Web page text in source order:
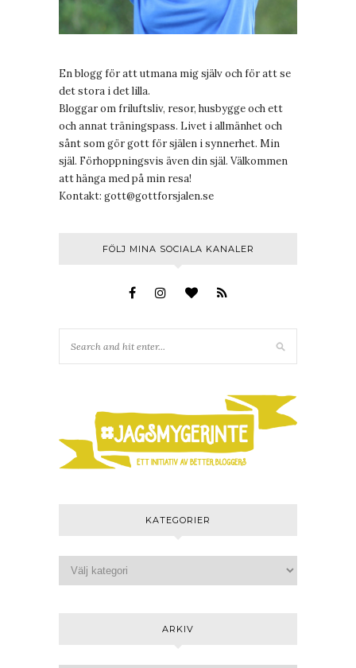
En blogg för att utmana mig själv och för att se
det stora i det lilla.
Bloggar om friluftsliv, resor, husbygge och ett
och annat träningspass. Livet i allmänhet och
sånt som gör gott för själen i synnerhet. Min
själ. Förhoppningsvis även din själ. Välkommen
att hänga med på min resa!
Kontakt: gott@gottforsjalen.se
FÖLJ MINA SOCIALA KANALER
KATEGORIER
ARKIV